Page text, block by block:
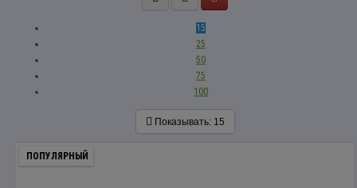
15
25
50
75
100
Показывать: 15
ПОПУЛЯРНЫЙ